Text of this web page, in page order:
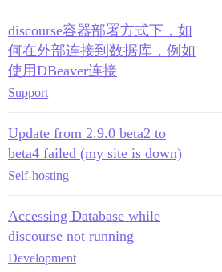
discourse容器部署方式下，如
何在外部连接到数据库，例如
使用DBeaver连接
Support
Update from 2.9.0 beta2 to
beta4 failed (my site is down)
Self-hosting
Accessing Database while
discourse not running
Development